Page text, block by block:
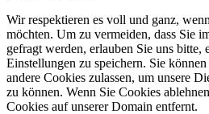
Wir respektieren es voll und ganz,
möchten. Um zu vermeiden, dass Sie
gefragt werden, erlauben Sie uns bitte,
Einstellungen zu speichern. Sie
andere Cookies zulassen, um unsere
zu können. Wenn Sie Cookies
Cookies auf unserer Domain entfernt.